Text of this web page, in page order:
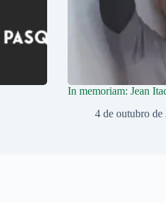
In memoriam: Jean
4 de outubro de